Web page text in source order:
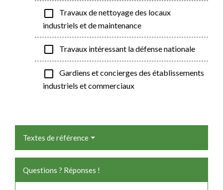
check_box_outline_blank
Travaux de nettoyage des locaux
industriels et de maintenance
check_box_outline_blank Travaux intéressant la défense nationale
check_box_outline_blank
Gardiens et concierges des établissements
industriels et commerciaux
Textes de référence
Questions ? Réponses !